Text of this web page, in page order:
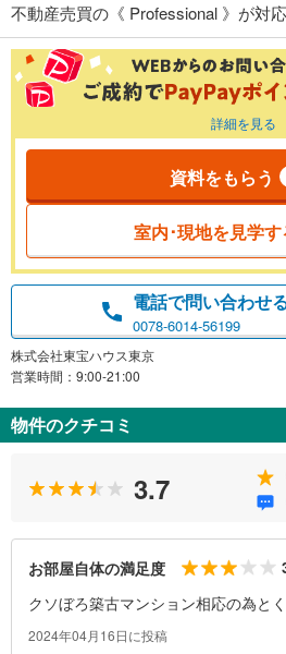
不動産売買の《 Professional 》が対応
詳細を見る
資料をもらう
室内･現地を見学す
電話で問い合わせ
0078-6014-56199
株式会社東宝ハウス東京
営業時間：9:00-21:00
物件のクチコミ
3.7
お部屋自体の満足度
クソぼろ築古マンション相応の為と
地ギリギリに手前側のアパートが立
2024年04月16日に投稿